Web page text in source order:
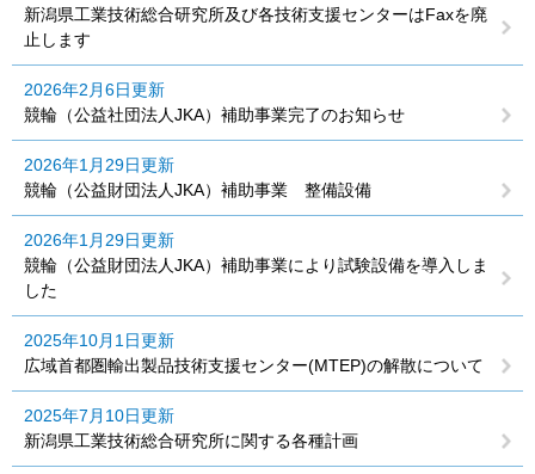
新潟県工業技術総合研究所及び各技術支援センターはFaxを廃
止します
2026年2月6日更新
競輪（公益社団法人JKA）補助事業完了のお知らせ
2026年1月29日更新
競輪（公益財団法人JKA）補助事業 整備設備
2026年1月29日更新
競輪（公益財団法人JKA）補助事業により試験設備を導入しま
した
2025年10月1日更新
広域首都圏輸出製品技術支援センター(MTEP)の解散について
2025年7月10日更新
新潟県工業技術総合研究所に関する各種計画